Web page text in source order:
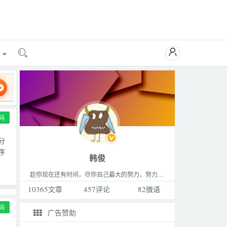
 
韩俊
趁你现在还有时间，尽你自己最大的努力，努力做成你最想做的那件事，成为你最想成为的那种人，过着你最想过的那种生活。这个世界永远比你想的要更精彩，不要败给生活。
10365文章 457评论 82微语
广告赞助